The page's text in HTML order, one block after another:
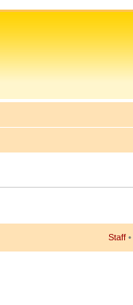
Staff •